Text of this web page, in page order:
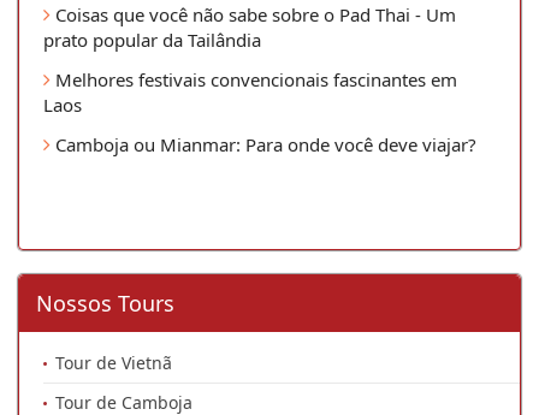
Coisas que você não sabe sobre o Pad Thai - Um
prato popular da Tailândia
Melhores festivais convencionais fascinantes em
Laos
Camboja ou Mianmar: Para onde você deve viajar?
Nossos Tours
Tour de Vietnã
Tour de Camboja